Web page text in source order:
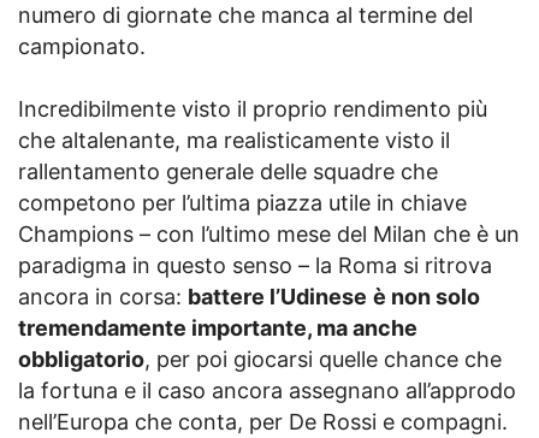
numero di giornate che manca al termine del
campionato.
Incredibilmente visto il proprio rendimento più
che altalenante, ma realisticamente visto il
rallentamento generale delle squadre che
competono per l’ultima piazza utile in chiave
Champions – con l’ultimo mese del Milan che è un
paradigma in questo senso – la Roma si ritrova
ancora in corsa: battere l’Udinese è non solo
tremendamente importante, ma anche
obbligatorio, per poi giocarsi quelle chance che
la fortuna e il caso ancora assegnano all’approdo
nell’Europa che conta, per De Rossi e compagni.